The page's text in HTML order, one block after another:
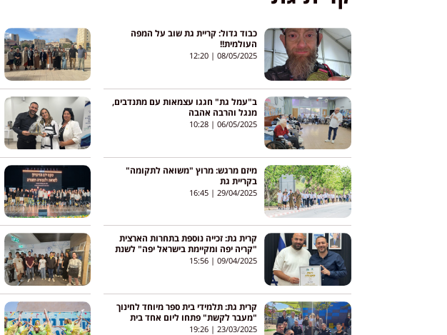
כבוד גדול: קריית גת שוב על המפה
העולמית!!
08/05/2025
12:20
ב"עמל גת" חגגו עצמאות עם מתנדבים,
מנגל והרבה אהבה
06/05/2025
10:28
מיזם מרגש: מרוץ "משואה לתקומה"
בקריית גת
29/04/2025
16:45
קרית גת: זכייה נוספת בתחרות הארצית
"קריה יפה ומקיימת בישראל יפה" לשנת
2024
09/04/2025
15:56
קרית גת: תלמידי בית ספר מיוחד לחינוך
"מעבר לקשת" פתחו ליום אחד בית
קפה
23/03/2025
19:26